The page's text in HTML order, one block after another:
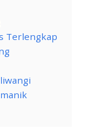
Terlengkap